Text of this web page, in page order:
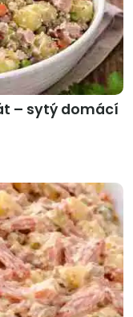
– sytý domácí